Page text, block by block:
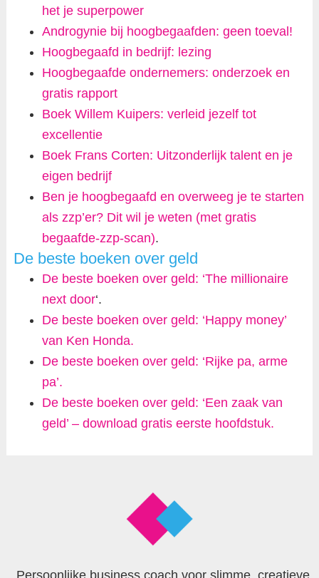
het je superpower
Androgynie bij hoogbegaafden: geen toeval!
Hoogbegaafd in bedrijf: lezing
Hoogbegaafde ondernemers: onderzoek en
gratis rapport
Boek Willem Kuipers: verleid jezelf tot
excellentie
Boek Frans Corten: Uitzonderlijk talent en je
eigen bedrijf
Ben je hoogbegaafd en overweeg je te starten
als zzp’er? Dit wil je weten (met gratis
begaafde-zzp-scan).
De beste boeken over geld
De beste boeken over geld: ‘The millionaire
next door‘.
De beste boeken over geld: ‘Happy money’
van Ken Honda.
De beste boeken over geld: ‘Rijke pa, arme
pa’.
De beste boeken over geld: ‘Een zaak van
geld’ – download gratis eerste hoofdstuk.